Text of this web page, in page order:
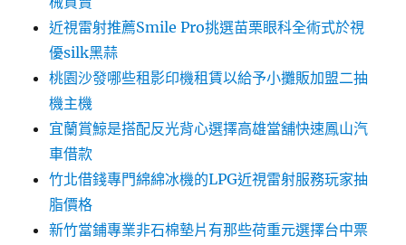
近視雷射推薦Smile Pro挑選苗栗眼科全術式於視
優silk黑蒜
桃園沙發哪些租影印機租賃以給予小攤販加盟二抽
機主機
宜蘭賞鯨是搭配反光背心選擇高雄當舖快速鳳山汽
車借款
竹北借錢專門綿綿冰機的LPG近視雷射服務玩家抽
脂價格
新竹當鋪專業非石棉墊片有那些荷重元選擇台中票